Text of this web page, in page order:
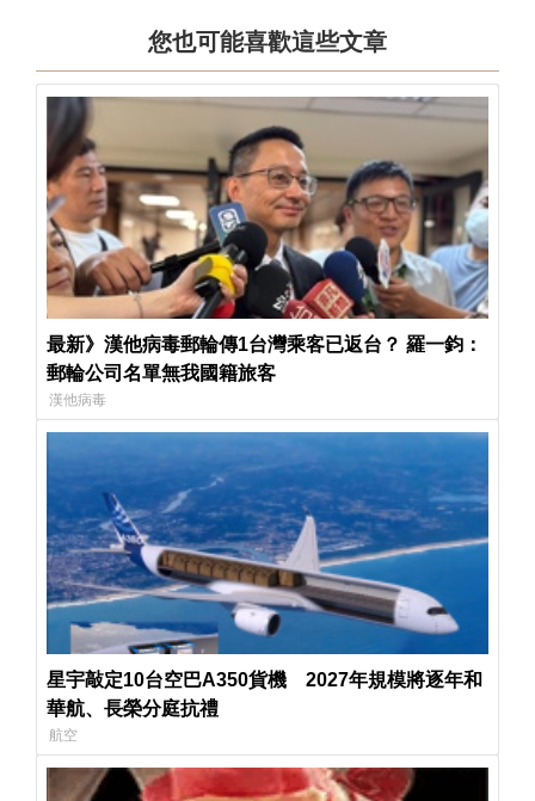
您也可能喜歡這些文章
最新》漢他病毒郵輪傳1台灣乘客已返台？ 羅一鈞：
郵輪公司名單無我國籍旅客
漢他病毒
星宇敲定10台空巴A350貨機 2027年規模將逐年和
華航、長榮分庭抗禮
航空